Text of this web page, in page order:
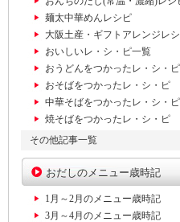
麺太中華めんレシピ
大阪土産・ギフトアレンジレ
おいしいレ・シ・ピ一覧
おうどんをつかったレ・シ・ピ
おそばをつかったレ・シ・ピ
中華そばをつかったレ・シ・ピ
焼そばをつかったレ・シ・ピ
その他記事一覧
おだしのメニュー歳時記
1月～2月のメニュー歳時記
3月～4月のメニュー歳時記